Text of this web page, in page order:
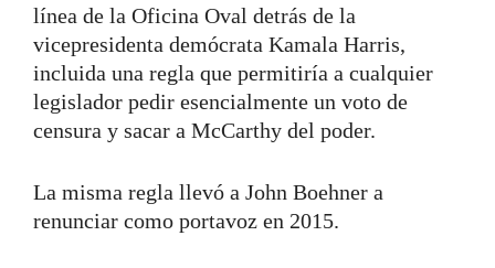
línea de la Oficina Oval detrás de la
vicepresidenta demócrata Kamala Harris,
incluida una regla que permitiría a cualquier
legislador pedir esencialmente un voto de
censura y sacar a McCarthy del poder.
La misma regla llevó a John Boehner a
renunciar como portavoz en 2015.